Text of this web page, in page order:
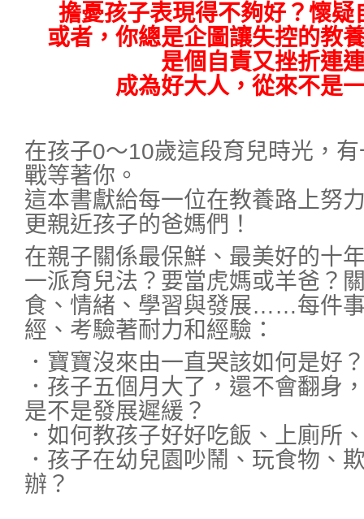
擔憂孩子表現得不夠好？懷疑
或者，你總是企圖讓失控的教
是個自責又挫折連
成為好大人，從來不是
在孩子0～10歲這段育兒時光，
戰等著你。
這本書獻給每一位在教養路上努
更親近孩子的爸媽們！
在親子關係最保鮮、最美好的十
一派育兒法？要當虎媽或羊爸？
食、情緒、學習與發展……每件
經、考驗著耐力和經驗：
．寶寶沒來由一直哭該如何是好
．孩子五個月大了，還不會翻身
是不是發展遲緩？
．如何教孩子好好吃飯、上廁所
．孩子在幼兒園吵鬧、玩食物、
辦？